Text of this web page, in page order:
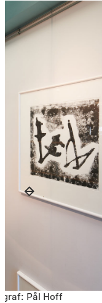
Pål Hoff